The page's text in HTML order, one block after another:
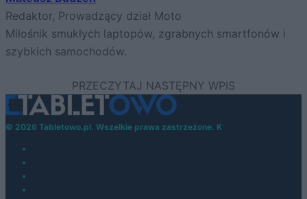
Redaktor, Prowadzący dział Moto
Miłośnik smukłych laptopów, zgrabnych smartfonów i
szybkich samochodów.
© 2026 Tabletowo.pl. Wszelkie prawa zastrzeżone. K